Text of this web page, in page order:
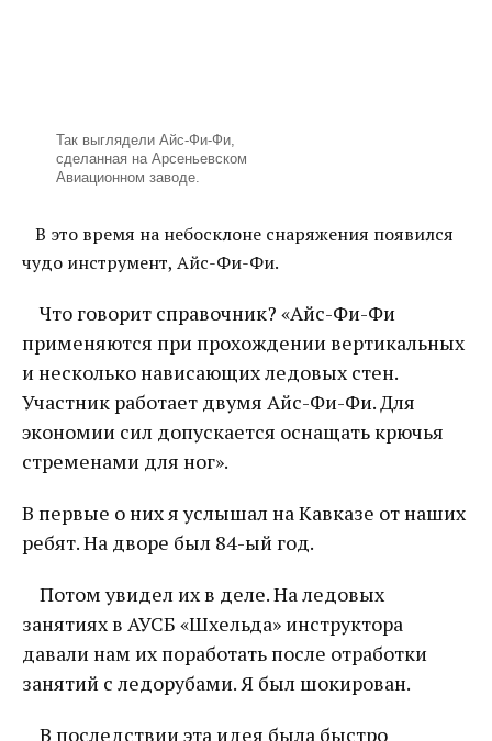
Так выглядели Айс-Фи-Фи,
сделанная на Арсеньевском
Авиационном заводе.
В это время на небосклоне снаряжения появился
чудо инструмент, Айс-Фи-Фи.
Что говорит справочник? «Айс-Фи-Фи
применяются при прохождении вертикальных
и несколько нависающих ледовых стен.
Участник работает двумя Айс-Фи-Фи. Для
экономии сил допускается оснащать крючья
стременами для ног».
В первые о них я услышал на Кавказе от наших
ребят. На дворе был 84-ый год.
Потом увидел их в деле. На ледовых
занятиях в АУСБ «Шхельда» инструктора
давали нам их поработать после отработки
занятий с ледорубами. Я был шокирован.
В последствии эта идея была быстро